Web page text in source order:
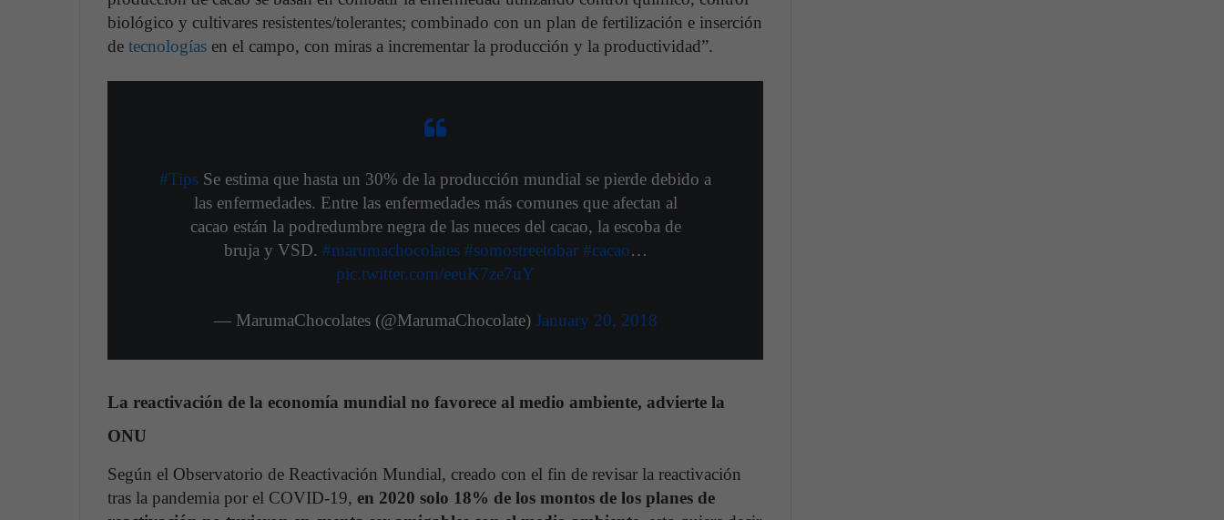
biológico y cultivares resistentes/tolerantes; combinado con un plan de fertilización e inserción
de tecnologías en el campo, con miras a incrementar la producción y la productividad”.
#Tips Se estima que hasta un 30% de la producción mundial se pierde debido a
las enfermedades. Entre las enfermedades más comunes que afectan al
cacao están la podredumbre negra de las nueces del cacao, la escoba de
bruja y VSD. #marumachocolates #somostreetobar #cacao…
pic.twitter.com/eeuK7ze7uY
— MarumaChocolates (@MarumaChocolate) January 20, 2018
La reactivación de la economía mundial no favorece al medio ambiente, advierte la
ONU
Según el Observatorio de Reactivación Mundial, creado con el fin de revisar la reactivación
tras la pandemia por el COVID-19, en 2020 solo 18% de los montos de los planes de